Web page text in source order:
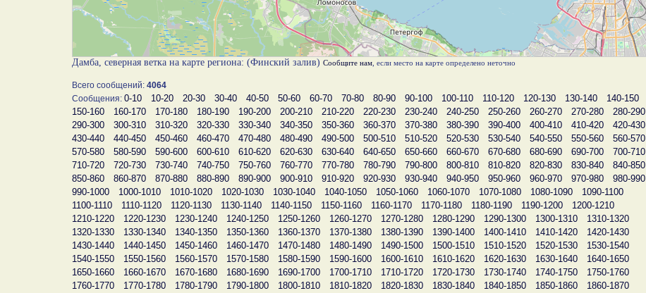
Дамба, северная ветка на карте региона: (Финский залив) Сообщите нам , если место на карте определено неточно
Всего сообщений: 4064
Сообщения: 0-10 10-20 20-30 30-40 40-50 50-60 60-70 70-80 80-90 90-100 100-110 110-120 120-130 130-140
140-150
150-160
160-170 170-180 180-190 190-200 200-210 210-220 220-230 230-240 240-250 250-260 260-270 270-280
280-290
290-300
300-310 310-320 320-330 330-340 340-350 350-360 360-370 370-380 380-390 390-400 400-410 410-420
420-430
430-440
440-450 450-460 460-470 470-480 480-490 490-500 500-510 510-520 520-530 530-540 540-550 550-560
560-570
570-580
580-590 590-600 600-610 610-620 620-630 630-640 640-650 650-660 660-670 670-680 680-690 690-700
700-710
710-720
720-730 730-740 740-750 750-760 760-770 770-780 780-790 790-800 800-810 810-820 820-830 830-840
840-850
850-860
860-870 870-880 880-890 890-900 900-910 910-920 920-930 930-940 940-950 950-960 960-970 970-980
980-990
990-1000
1000-1010 1010-1020 1020-1030 1030-1040 1040-1050 1050-1060 1060-1070 1070-1080 1080-1090
1090-1100
1100-1110
1110-1120 1120-1130 1130-1140 1140-1150 1150-1160 1160-1170 1170-1180 1180-1190 1190-1200
1200-1210
1210-1220
1220-1230 1230-1240 1240-1250 1250-1260 1260-1270 1270-1280 1280-1290 1290-1300 1300-1310
1310-1320
1320-1330
1330-1340 1340-1350 1350-1360 1360-1370 1370-1380 1380-1390 1390-1400 1400-1410 1410-1420
1420-1430
1430-1440
1440-1450 1450-1460 1460-1470 1470-1480 1480-1490 1490-1500 1500-1510 1510-1520 1520-1530
1530-1540
1540-1550
1550-1560 1560-1570 1570-1580 1580-1590 1590-1600 1600-1610 1610-1620 1620-1630 1630-1640
1640-1650
1650-1660
1660-1670 1670-1680 1680-1690 1690-1700 1700-1710 1710-1720 1720-1730 1730-1740 1740-1750
1750-1760
1760-1770
1770-1780 1780-1790 1790-1800 1800-1810 1810-1820 1820-1830 1830-1840 1840-1850 1850-1860
1860-1870